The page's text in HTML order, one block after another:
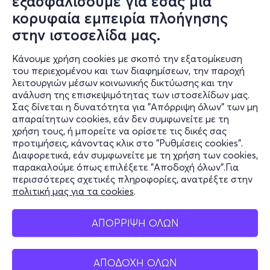
κορυφαία εμπειρία πλοήγησης
στην ιστοσελίδα μας.
Κάνουμε χρήση cookies με σκοπό την εξατομίκευση
του περιεχομένου και των διαφημίσεων, την παροχή
λειτουργιών μέσων κοινωνικής δικτύωσης και την
ανάλυση της επισκεψιμότητας των ιστοσελίδων μας.
Σας δίνεται η δυνατότητα για "Απόρριψη όλων" των μη
απαραίτητων cookies, εάν δεν συμφωνείτε με τη
χρήση τους, ή μπορείτε να ορίσετε τις δικές σας
προτιμήσεις, κάνοντας κλικ στο "Ρυθμίσεις cookies".
Διαφορετικά, εάν συμφωνείτε με τη χρήση των cookies,
παρακαλούμε όπως επιλέξετε "Αποδοχή όλων".Για
περισσότερες σχετικές πληροφορίες, ανατρέξτε στην
πολιτική μας για τα cookies.
ΑΠΟΡΡΙΨΗ ΟΛΩΝ
ΑΠΟΔΟΧΗ ΟΛΩΝ
course our coffee.
Early in the afternoon, we will board our bus back to
More info, seehere
www.free-travel.gr
Πληροφορίες
Υποστήριξη
Stay Connected
Mobile app